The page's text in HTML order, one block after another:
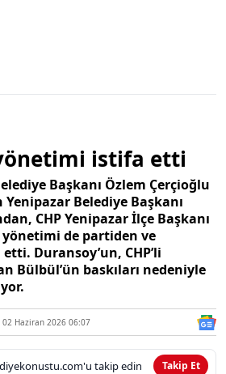
yönetimi istifa etti
Başkanı Özlem Çerçioğlu
Yenipazar Belediye Başkanı
CHP Yenipazar İlçe Başkanı
de partiden ve
Duransoy’un, CHP’li
Bülbül’ün baskıları nedeniyle
Haziran 2026 06:07
takip edin Takip Et